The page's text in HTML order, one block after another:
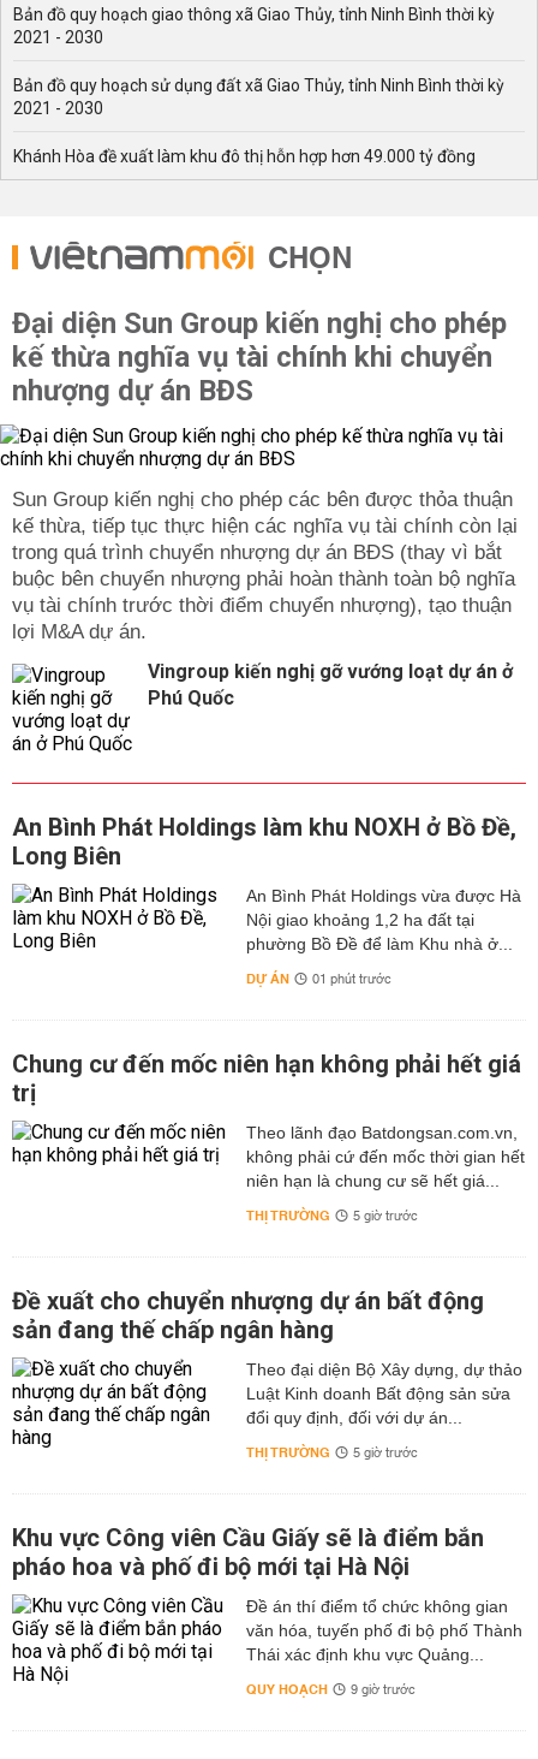
Bản đồ quy hoạch giao thông xã Giao Thủy, tỉnh Ninh Bình thời kỳ
2021 - 2030
Bản đồ quy hoạch sử dụng đất xã Giao Thủy, tỉnh Ninh Bình thời kỳ
2021 - 2030
Khánh Hòa đề xuất làm khu đô thị hỗn hợp hơn 49.000 tỷ đồng
CHỌN
Đại diện Sun Group kiến nghị cho phép
kế thừa nghĩa vụ tài chính khi chuyển
nhượng dự án BĐS
Sun Group kiến nghị cho phép các bên được thỏa thuận
kế thừa, tiếp tục thực hiện các nghĩa vụ tài chính còn lại
trong quá trình chuyển nhượng dự án BĐS (thay vì bắt
buộc bên chuyển nhượng phải hoàn thành toàn bộ nghĩa
vụ tài chính trước thời điểm chuyển nhượng), tạo thuận
lợi M&A dự án.
Vingroup kiến nghị gỡ vướng loạt dự án ở
Phú Quốc
An Bình Phát Holdings làm khu NOXH ở Bồ Đề,
Long Biên
An Bình Phát Holdings vừa được Hà
Nội giao khoảng 1,2 ha đất tại
phường Bồ Đề để làm Khu nhà ở...
DỰ ÁN 01 phút trước
Chung cư đến mốc niên hạn không phải hết giá
trị
Theo lãnh đạo Batdongsan.com.vn,
không phải cứ đến mốc thời gian hết
niên hạn là chung cư sẽ hết giá...
THỊ TRƯỜNG 5 giờ trước
Đề xuất cho chuyển nhượng dự án bất động
sản đang thế chấp ngân hàng
Theo đại diện Bộ Xây dựng, dự thảo
Luật Kinh doanh Bất động sản sửa
đổi quy định, đối với dự án...
THỊ TRƯỜNG 5 giờ trước
Khu vực Công viên Cầu Giấy sẽ là điểm bắn
pháo hoa và phố đi bộ mới tại Hà Nội
Đề án thí điểm tổ chức không gian
văn hóa, tuyến phố đi bộ phố Thành
Thái xác định khu vực Quảng...
QUY HOẠCH 9 giờ trước